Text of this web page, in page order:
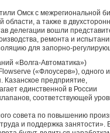
Омск с межрегиональной
а также в
делегации вошли
ремонта и
для запорно-
«Волга-Автоматика»)
(«Флоусерв»), одного
предприятие,
единственной в России
соответствующей
совета по повышению
и поддержка занятости».